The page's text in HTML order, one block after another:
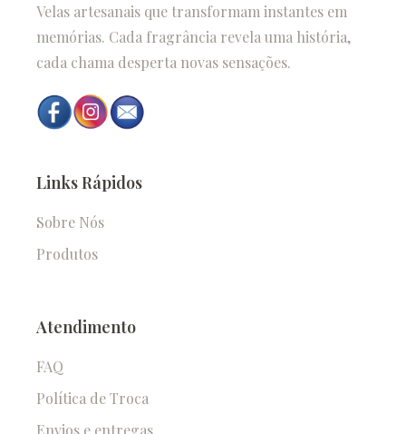
Velas artesanais que transformam instantes em
memórias. Cada fragrância revela uma história,
cada chama desperta novas sensações.
Links Rápidos
Sobre Nós
Produtos
Atendimento
FAQ
Política de Troca
Envios e entregas